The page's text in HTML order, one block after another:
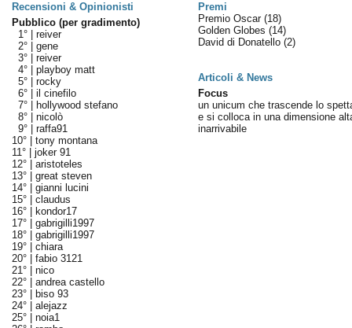
Recensioni & Opinionisti
Premi
Pubblico (per gradimento)
1° | reiver
2° | gene
3° | reiver
4° | playboy matt
5° | rocky
6° | il cinefilo
7° |
hollywood stefano
8° | nicolò
9° | raffa91
10° | tony montana
11° | joker 91
12° | aristoteles
13° | great steven
14° | gianni lucini
15° | claudus
16° |
kondor17
17° | gabrigilli1997
18° | gabrigilli1997
19° | chiara
20° | fabio 3121
21° | nico
22° | andrea castello
23° |
biso 93
24° | alejazz
25° | noia1
Premio Oscar (18)
Golden Globes (14)
David di Donatello (2)
Articoli & News
Focus
un unicum che trascende lo
e si colloca in una dimensione
inarrivabile